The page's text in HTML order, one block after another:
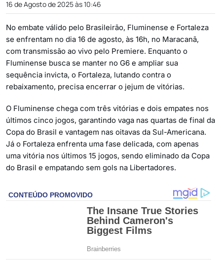
16 de Agosto de 2025 às 10:46
No embate válido pelo Brasileirão, Fluminense e Fortaleza
se enfrentam no dia 16 de agosto, às 16h, no Maracanã,
com transmissão ao vivo pelo Premiere. Enquanto o
Fluminense busca se manter no G6 e ampliar sua
sequência invicta, o Fortaleza, lutando contra o
rebaixamento, precisa encerrar o jejum de vitórias.
O Fluminense chega com três vitórias e dois empates nos
últimos cinco jogos, garantindo vaga nas quartas de final da
Copa do Brasil e vantagem nas oitavas da Sul-Americana.
Já o Fortaleza enfrenta uma fase delicada, com apenas
uma vitória nos últimos 15 jogos, sendo eliminado da Copa
do Brasil e empatando sem gols na Libertadores.